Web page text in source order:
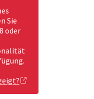
Sie
oder